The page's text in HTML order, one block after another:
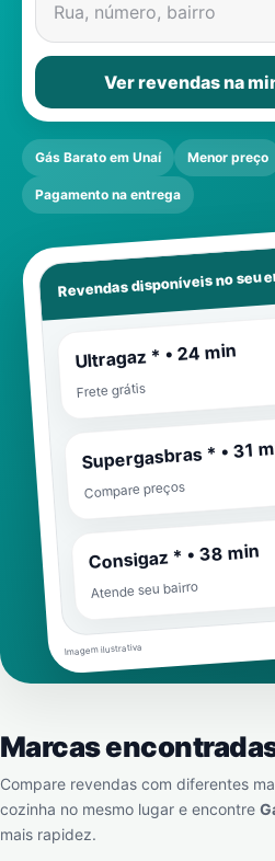
Contatos
Rua, número, bairro
Ver revendas na
Gás Barato em Unaí Menor preço
Pagamento na entrega
Revendas disponíveis no seu
Ultragaz * • 24 min
Frete grátis
Supergasbras * • 31
Compare preços
Consigaz * • 38 min
Atende seu bairro
Imagem ilustrativa
Marcas
Compare revendas com diferentes
cozinha no mesmo lugar e encontre
mais rapidez.